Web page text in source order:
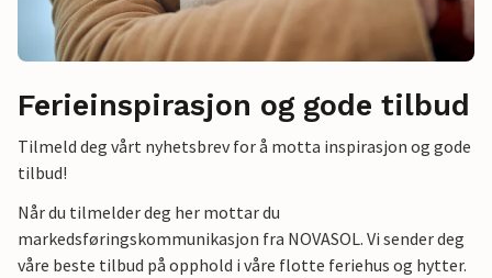
Ferieinspirasjon og gode tilbud
Tilmeld deg vårt nyhetsbrev for å motta inspirasjon og gode
tilbud!
Når du tilmelder deg her mottar du
markedsføringskommunikasjon fra NOVASOL. Vi sender deg
våre beste tilbud på opphold i våre flotte feriehus og hytter.